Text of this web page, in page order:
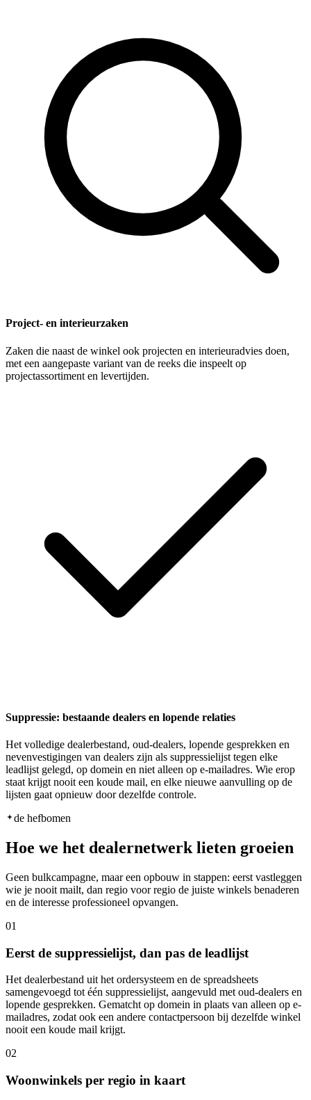
Project- en interieurzaken
Zaken die naast de winkel ook projecten en interieuradvies doen,
met een aangepaste variant van de reeks die inspeelt op
projectassortiment en levertijden.
Suppressie: bestaande dealers en lopende relaties
Het volledige dealerbestand, oud-dealers, lopende gesprekken en
nevenvestigingen van dealers zijn als suppressielijst tegen elke
leadlijst gelegd, op domein en niet alleen op e-mailadres. Wie erop
staat krijgt nooit een koude mail, en elke nieuwe aanvulling op de
lijsten gaat opnieuw door dezelfde controle.
de hefbomen
Hoe we het dealernetwerk lieten groeien
Geen bulkcampagne, maar een opbouw in stappen: eerst vastleggen
wie je nooit mailt, dan regio voor regio de juiste winkels benaderen
en de interesse professioneel opvangen.
01
Eerst de suppressielijst, dan pas de leadlijst
Het dealerbestand uit het ordersysteem en de spreadsheets
samengevoegd tot één suppressielijst, aangevuld met oud-dealers en
lopende gesprekken. Gematcht op domein in plaats van alleen op e-
mailadres, zodat ook een andere contactpersoon bij dezelfde winkel
nooit een koude mail krijgt.
02
Woonwinkels per regio in kaart